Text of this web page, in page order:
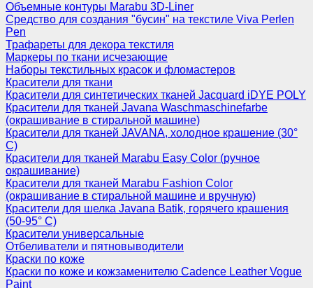
Объемные контуры Marabu 3D-Liner
Средство для создания "бусин" на текстиле Viva Perlen
Pen
Трафареты для декора текстиля
Маркеры по ткани исчезающие
Наборы текстильных красок и фломастеров
Красители для ткани
Красители для синтетических тканей Jacquard iDYE POLY
Красители для тканей Javana Waschmaschinefarbe
(окрашивание в стиральной машине)
Красители для тканей JAVANA, холодное крашение (30°
С)
Красители для тканей Marabu Easy Color (ручное
окрашивание)
Красители для тканей Marabu Fashion Color
(окрашивание в стиральной машине и вручную)
Красители для шелка Javana Batik, горячего крашения
(50-95° С)
Красители универсальные
Отбеливатели и пятновыводители
Краски по коже
Краски по коже и кожзаменителю Cadence Leather Vogue
Paint